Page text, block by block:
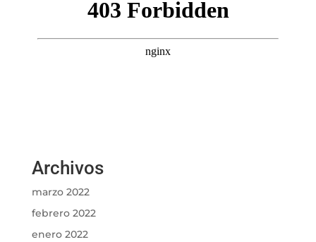
Archivos
marzo 2022
febrero 2022
enero 2022